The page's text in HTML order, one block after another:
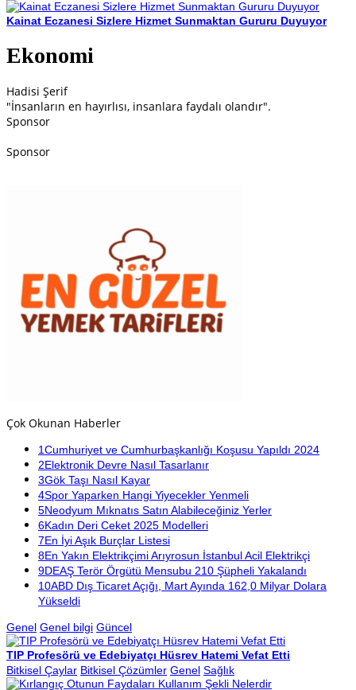
Kainat Eczanesi Sizlere Hizmet Sunmaktan Gururu Duyuyor
Ekonomi
Hadisi Şerif
"İnsanların en hayırlısı, insanlara faydalı olandır".
Sponsor
Sponsor
Çok Okunan Haberler
1Cumhuriyet ve Cumhurbaşkanlığı Koşusu Yapıldı 2024
2Elektronik Devre Nasıl Tasarlanır
3Gök Taşı Nasıl Kayar
4Spor Yaparken Hangi Yiyecekler Yenmeli
5Neodyum Mıknatıs Satın Alabileceğiniz Yerler
6Kadın Deri Ceket 2025 Modelleri
7En İyi Aşık Burçlar Listesi
8En Yakın Elektrikçimi Arıyrosun İstanbul Acil Elektrikçi
9DEAŞ Terör Örgütü Mensubu 210 Şüpheli Yakalandı
10ABD Dış Ticaret Açığı, Mart Ayında 162,0 Milyar Dolara
Yükseldi
Genel Genel bilgi Güncel
TIP Profesörü ve Edebiyatçı Hüsrev Hatemi Vefat Etti
Bitkisel Çaylar Bitkisel Çözümler Genel Sağlık